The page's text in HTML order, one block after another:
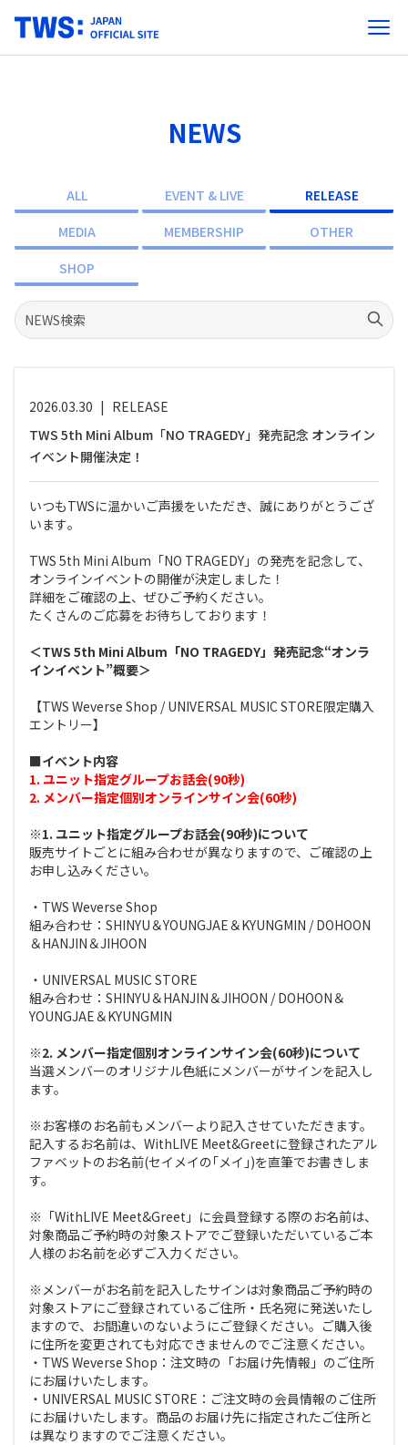
NEWS
ALL EVENT & LIVE
RELEASE
MEDIA
MEMBERSHIP
OTHER
SHOP
2026.03.30 | RELEASE
TWS 5th Mini Album「NO TRAGEDY」発売記念 オンライン
イベント開催決定！
いつもTWSに温かいご声援をいただき、誠にありがとうござ
います｡
TWS 5th Mini Album「NO TRAGEDY」の発売を記念して、
オンラインイベントの開催が決定しました！
詳細をご確認の上、ぜひご予約ください。
たくさんのご応募をお待ちしております！
＜TWS 5th Mini Album「NO TRAGEDY」発売記念“オンラ
インイベント”概要＞
【TWS Weverse Shop / UNIVERSAL MUSIC STORE限定購入
エントリー】
■イベント内容
1. ユニット指定グループお話会(90秒)
2. メンバー指定個別オンラインサイン会(60秒)
※1. ユニット指定グループお話会(90秒)について
販売サイトごとに組み合わせが異なりますので、ご確認の上
お申し込みください。
・TWS Weverse Shop
組み合わせ：SHINYU＆YOUNGJAE＆KYUNGMIN / DOHOON
＆HANJIN＆JIHOON
・UNIVERSAL MUSIC STORE
組み合わせ：SHINYU＆HANJIN＆JIHOON / DOHOON＆
YOUNGJAE＆KYUNGMIN
※2. メンバー指定個別オンラインサイン会(60秒)について
当選メンバーのオリジナル色紙にメンバーがサインを記入し
ます。
※お客様のお名前もメンバーより記入させていただきます。
記入するお名前は、WithLIVE Meet&Greetに登録されたアル
ファベットのお名前(セイメイの｢メイ｣)を直筆でお書きしま
す。
※「WithLIVE Meet&Greet」に会員登録する際のお名前は、
対象商品ご予約時の対象ストアでご登録いただいているご本
人様のお名前を必ずご入力ください。
※メンバーがお名前を記入したサインは対象商品ご予約時の
対象ストアにご登録されているご住所・氏名宛に発送いたし
ますので、お間違いのないようにご登録ください。ご購入後
に住所を変更されても対応できませんのでご注意ください。
・TWS Weverse Shop：注文時の「お届け先情報」のご住所
にお届けいたします。
・UNIVERSAL MUSIC STORE：ご注文時の会員情報のご住所
にお届けいたします。商品のお届け先に指定されたご住所と
は異なりますのでご注意ください。